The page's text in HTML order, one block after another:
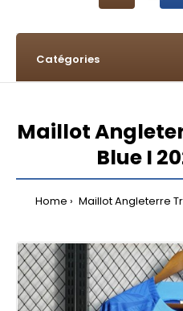
Catégories
Maillot
Blue I
Home Maillot Angleterre